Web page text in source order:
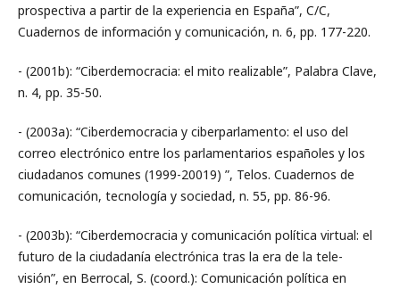
prospectiva a partir de la experiencia en España”, C/C,
Cuadernos de información y comunicación, n. 6, pp. 177-220.
- (2001b): “Ciberdemocracia: el mito realizable”, Palabra Clave,
n. 4, pp. 35-50.
- (2003a): “Ciberdemocracia y ciberparlamento: el uso del
correo electrónico entre los parlamentarios españoles y los
ciudadanos comunes (1999-20019) ”, Telos. Cuadernos de
comunicación, tecnología y sociedad, n. 55, pp. 86-96.
- (2003b): “Ciberdemocracia y comunicación política virtual: el
futuro de la ciudadanía electrónica tras la era de la tele-
visión”, en Berrocal, S. (coord.): Comunicación política en